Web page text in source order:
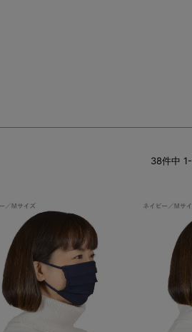
38件中 1-